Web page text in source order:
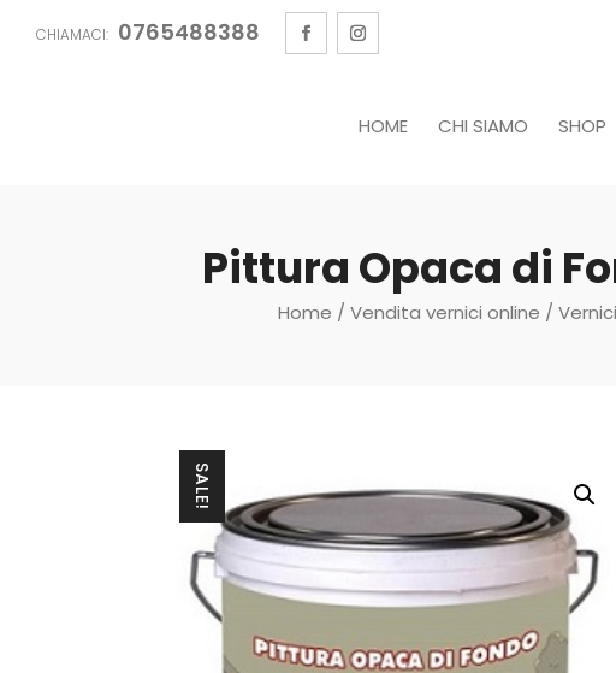
CHIAMACI: 0765488388
HOME CHI SIAMO SHOP
Pittura Opaca di
Home / Vendita vernici online /
SALE!